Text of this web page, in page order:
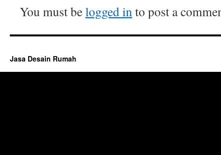
You must belogged into post a
Jasa Desain Rumah